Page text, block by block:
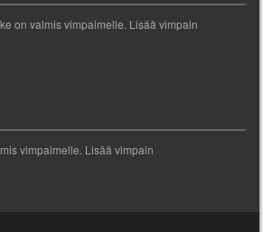
on valmis vimpaimelle. Lisää vimpain
vimpaimelle. Lisää vimpain